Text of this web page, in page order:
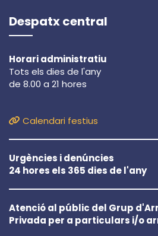
Despatx central
Horari administratiu
Tots els dies de l'any
de 8.00 a 21 hores
Calendari festius
Urgències i denúncies
24 hores els 365 dies de l'any
Atenció al públic del Grup
Privada per a particulars i/o